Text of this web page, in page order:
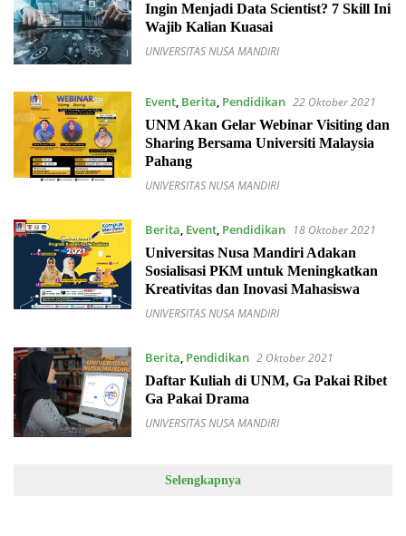
Ingin Menjadi Data Scientist? 7 Skill Ini
Wajib Kalian Kuasai
UNIVERSITAS NUSA MANDIRI
Event, Berita, Pendidikan 22 Oktober 2021
UNM Akan Gelar Webinar Visiting dan
Sharing Bersama Universiti Malaysia
Pahang
UNIVERSITAS NUSA MANDIRI
Berita, Event, Pendidikan
18 Oktober 2021
Universitas Nusa Mandiri Adakan
Sosialisasi PKM untuk Meningkatkan
Kreativitas dan Inovasi Mahasiswa
UNIVERSITAS NUSA MANDIRI
Berita, Pendidikan 2 Oktober 2021
Daftar Kuliah di UNM, Ga Pakai Ribet
Ga Pakai Drama
UNIVERSITAS NUSA MANDIRI
Selengkapnya